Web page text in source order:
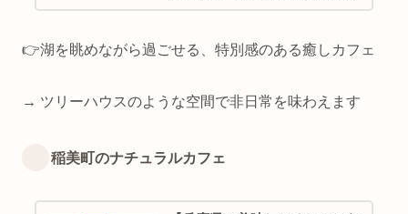
👉湖を眺めながら過ごせる、特別感のある癒しカフェ
→ ツリーハウスのような空間で非日常を味わえます
稲美町のナチュラルカフェ